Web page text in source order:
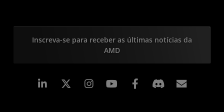
Inscreva-se para receber as últimas notícias da
AMD
Linkedin Instagram Facebook